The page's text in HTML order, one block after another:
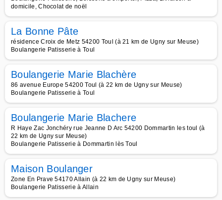
domicile, Chocolat de noël
La Bonne Pâte
résidence Croix de Metz 54200 Toul (à 21 km de Ugny sur Meuse)
Boulangerie Patisserie à Toul
Boulangerie Marie Blachère
86 avenue Europe 54200 Toul (à 22 km de Ugny sur Meuse)
Boulangerie Patisserie à Toul
Boulangerie Marie Blachere
R Haye Zac Jonchéry rue Jeanne D Arc 54200 Dommartin les toul (à
22 km de Ugny sur Meuse)
Boulangerie Patisserie à Dommartin lès Toul
Maison Boulanger
Zone En Prave 54170 Allain (à 22 km de Ugny sur Meuse)
Boulangerie Patisserie à Allain